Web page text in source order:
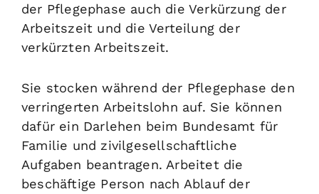
der Pflegephase auch die Verkürzung der
Arbeitszeit und die Verteilung der
verkürzten Arbeitszeit.
Sie stocken während der Pflegephase den
verringerten Arbeitslohn auf. Sie können
dafür ein Darlehen beim Bundesamt für
Familie und zivilgesellschaftliche
Aufgaben beantragen. Arbeitet die
beschäftige Person nach Ablauf der